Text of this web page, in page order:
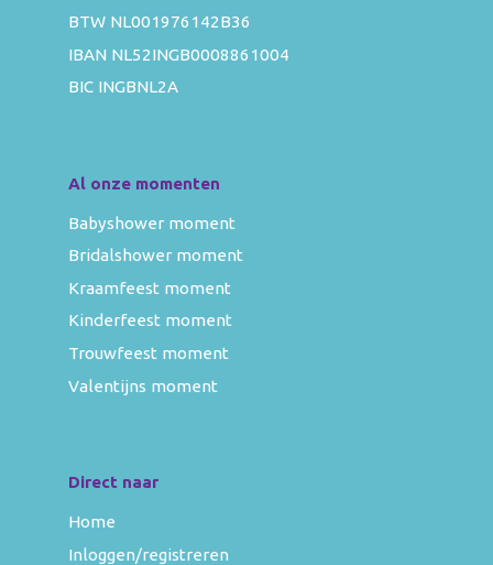
BTW NL001976142B36
IBAN NL52INGB0008861004
BIC INGBNL2A
Al onze momenten
Babyshower moment
Bridalshower moment
Kraamfeest moment
Kinderfeest moment
Trouwfeest moment
Valentijns moment
Direct naar
Home
Inloggen/registreren